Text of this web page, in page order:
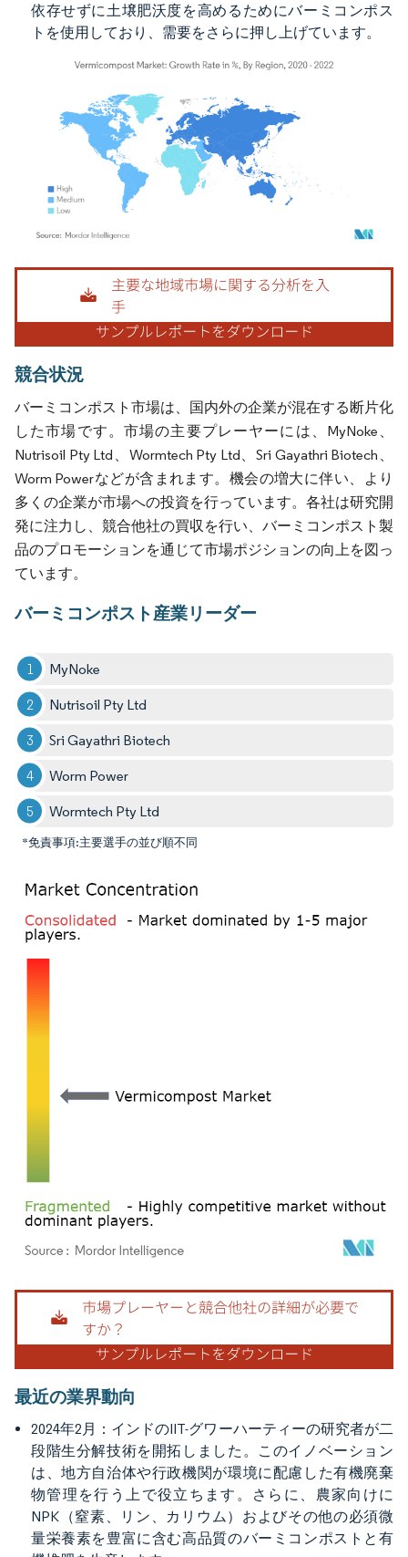
依存せずに土壌肥沃度を高めるためにバーミコンポス
トを使用しており、需要をさらに押し上げています。
画像 © Mordor Intelligence。再利用にはCC BY 4.0の表示が必要です。
競合状況
バーミコンポスト市場は、国内外の企業が混在する断片化
した市場です。市場の主要プレーヤーには、MyNoke、
Nutrisoil Pty Ltd、Wormtech Pty Ltd、Sri Gayathri Biotech、
Worm Powerなどが含まれます。機会の増大に伴い、より
多くの企業が市場への投資を行っています。各社は研究開
発に注力し、競合他社の買収を行い、バーミコンポスト製
品のプロモーションを通じて市場ポジションの向上を図っ
ています。
バーミコンポスト産業リーダー
MyNoke
Nutrisoil Pty Ltd
Sri Gayathri Biotech
Worm Power
Wormtech Pty Ltd
*免責事項:主要選手の並び順不同
画像 © Mordor Intelligence。再利用にはCC BY 4.0の表示が必要です。
最近の業界動向
2024年2月：インドのIIT-グワーハーティーの研究者が二
段階生分解技術を開拓しました。このイノベーション
は、地方自治体や行政機関が環境に配慮した有機廃棄
物管理を行う上で役立ちます。さらに、農家向けに
NPK（窒素、リン、カリウム）およびその他の必須微
量栄養素を豊富に含む高品質のバーミコンポストと有